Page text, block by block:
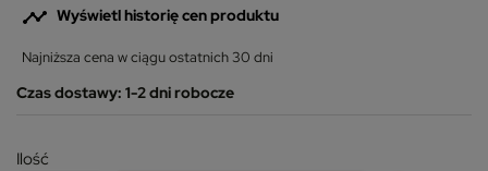
 Wyświetl historię cen produktu
Najniższa cena w ciągu ostatnich 30 dni
Czas dostawy: 1-2 dni robocze
Ilość